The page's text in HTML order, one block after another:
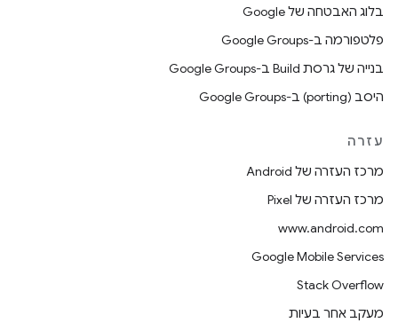
בלוג האבטחה של Google
פלטפורמה ב-Google Groups
בנייה של גרסת Build ב-Google Groups
היסב (porting) ב-Google Groups
עזרה
מרכז העזרה של Android
מרכז העזרה של Pixel
www.android.com
Google Mobile Services
Stack Overflow
מעקב אחר בעיות